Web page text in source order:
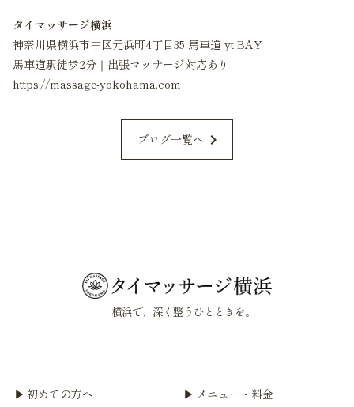
タイマッサージ横浜
神奈川県横浜市中区元浜町4丁目35 馬車道 yt BAY
馬車道駅徒歩2分｜出張マッサージ対応あり
https://massage-yokohama.com
ブログ一覧へ chevron_right
横浜で、深く整うひとときを。
初めての方へ
メニュー・料金